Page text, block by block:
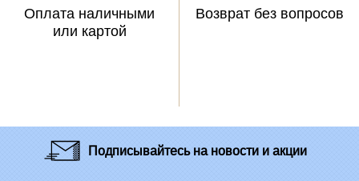
Оплата наличными
или картой
Возврат без вопросов
Подписывайтесьна новости и акции